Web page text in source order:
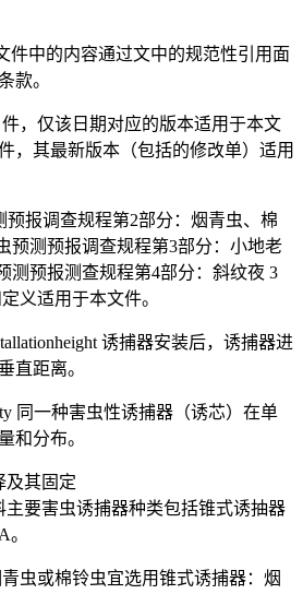
件中的内容通过文中的规范性引用面
款。
，仅该日期对应的版本适用于本文
，其最新版本（包括的修改单）适用
预报调查规程第2部分：烟青虫、棉
预测预报调查规程第3部分：小地老
测预报测查规程第4部分：斜纹夜 3
义适用于本文件。
诱捕器安装后，诱捕器进
直距离。
同一种害虫性诱捕器（诱芯）在单
和分布。
及其固定
主要害虫诱捕器种类包括锥式诱抽器
虫或棉铃虫宜选用锥式诱捕器：烟